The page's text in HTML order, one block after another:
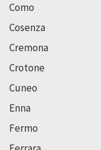
Como
Cosenza
Cremona
Crotone
Cuneo
Enna
Fermo